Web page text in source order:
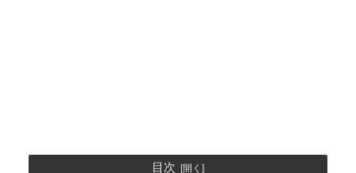
目次